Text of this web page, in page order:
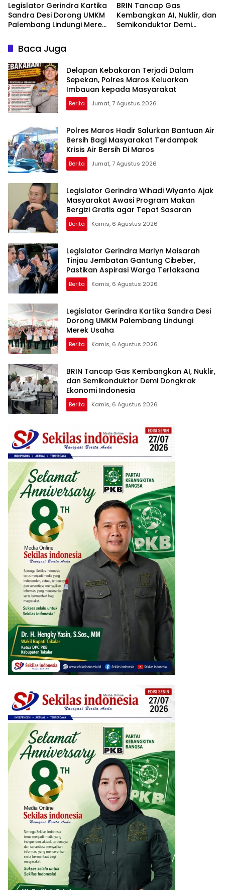
Legislator Gerindra Kartika
Sandra Desi Dorong UMKM
Palembang Lindungi Merek
BRIN Tancap Gas
Kembangkan AI, Nuklir, dan
Semikonduktor Demi
Baca Juga
Delapan Kebakaran Terjadi Dalam
Sepekan, Polres Maros Keluarkan
Imbauan kepada Masyarakat
Berita Jumat, 7 Agustus 2026
Polres Maros Hadir Salurkan Bantuan Air
Bersih Bagi Masyarakat Terdampak
Krisis Air Bersih Di Maros
Berita Jumat, 7 Agustus 2026
Legislator Gerindra Wihadi Wiyanto Ajak
Masyarakat Awasi Program Makan
Bergizi Gratis agar Tepat Sasaran
Berita Kamis, 6 Agustus 2026
Legislator Gerindra Marlyn Maisarah
Tinjau Jembatan Gantung Cibeber,
Pastikan Aspirasi Warga Terlaksana
Berita Kamis, 6 Agustus 2026
Legislator Gerindra Kartika Sandra Desi
Dorong UMKM Palembang Lindungi
Merek Usaha
Berita Kamis, 6 Agustus 2026
BRIN Tancap Gas Kembangkan AI, Nuklir,
dan Semikonduktor Demi Dongkrak
Ekonomi Indonesia
Berita Kamis, 6 Agustus 2026